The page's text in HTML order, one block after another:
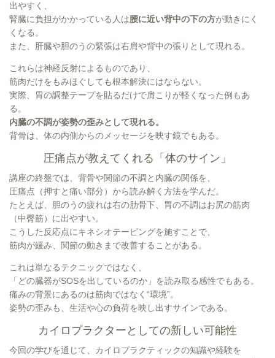
出やすく、
腎臓に負担がかかっている人は腰に近い背中の下の方が動きにく
くなる。
また、肝臓や胆のうの緊張は右肩や背中の張りとして現れる。
これらは神経反射によるものであり、
筋肉だけをもみほぐしても根本解決にはならない。
実際、胃の調整テープを貼るだけで肩こりが軽くなった例もあ
る。
内臓の不調が姿勢の歪みとして現れる。
背骨は、体の内側からのメッセージを映す鏡でもある。
圧痛点が教えてくれる「体のサイン」
講座の終盤では、背骨や関節の不調と内臓の関係を、
圧痛点（押すと痛い部分）から読み解く方法を学んだ。
たとえば、胆のうの疲れは右の肋骨下、胃の不調はお尻の筋肉
（中臀筋）に出やすい。
こうした反応点にキネシオテーピングを施すことで、
筋肉が緩み、関節の動きまで改善することがある。
これは単なるテクニックではなく、
「どの臓器がSOSを出しているのか」を読み取る感性でもある。
痛みの背景にあるのは筋肉ではなく“環境”。
姿勢の歪みも、生活や心の負荷を映し出すサインである。
カイロプラクターとしての新しい可能性
今回の学びを通じて、カイロプラクティックの知識や経験を